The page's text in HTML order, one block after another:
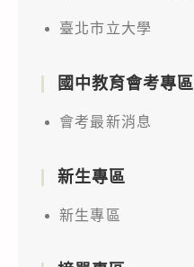
臺北市立大學
國中教育會考專區
會考最新消息
新生專區
新生專區